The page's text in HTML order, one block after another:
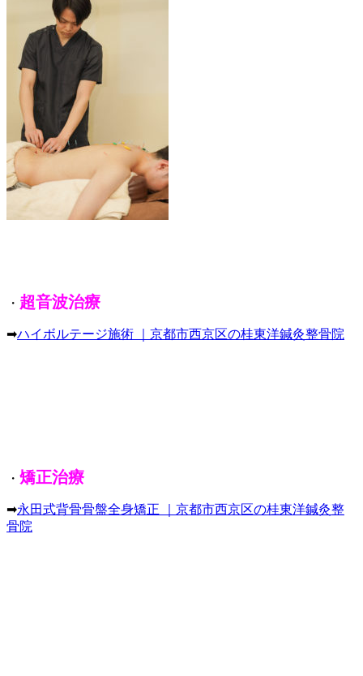
・ 超音波治療
➡ハイボルテージ施術 ｜京都市西京区の桂東洋鍼灸整骨院
・ 矯正治療
➡永田式背骨骨盤全身矯正 ｜京都市西京区の桂東洋鍼灸整
骨院